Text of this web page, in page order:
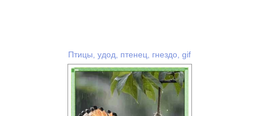
Птицы, удод, птенец, гнездо, gif